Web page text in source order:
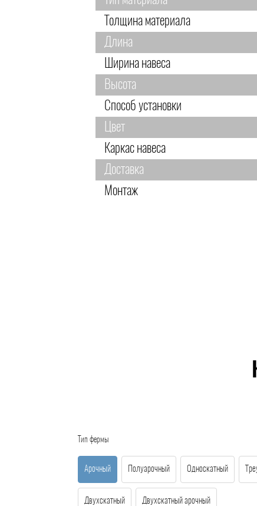
Толщина материала
Длина
Ширина навеса
Высота
Способ установки
Цвет
Каркас навеса
Доставка
Монтаж
Тип фермы
Арочный Полуарочный Односкатный
Двухскатный Двухскатный арочный